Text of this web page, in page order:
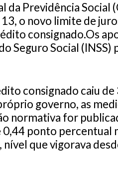
da Previdência Social
o novo limite de
consignado.Os
Seguro Social (INSS)
consignado caiu de
governo, as
normativa for
0,44 ponto percentual
que vigorava